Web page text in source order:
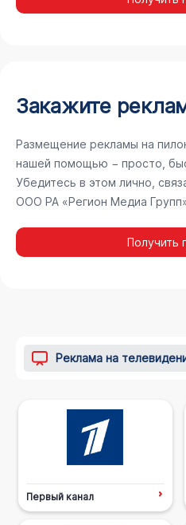
Закажите
Размещение рекламы на
нашей помощью − просто,
Убедитесь в этом лично,
ООО РА «Регион Медиа
Получить
Реклама на
Первый канал